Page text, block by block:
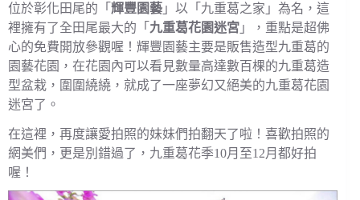
位於彰化田尾的「 輝豐園藝 」以「九重葛之家」為名，這
裡擁有了全田尾最大的「 九重葛花園迷宮 」，重點是超佛
心的免費開放參觀喔！輝豐園藝主要是販售造型九重葛的
園藝花園，在花園內可以看見數量高達數百棵的九重葛造
型盆栽，圍圍繞繞，就成了一座夢幻又絕美的九重葛花園
迷宮了。
在這裡，再度讓愛拍照的妹妹們拍翻天了啦！喜歡拍照的
網美們，更是別錯過了，九重葛花季10月至12月都好拍
喔！